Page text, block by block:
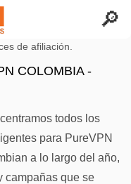
de afiliación.
COLOMBIA -
todos los
para PureVPN
a lo largo del año,
campañas que se